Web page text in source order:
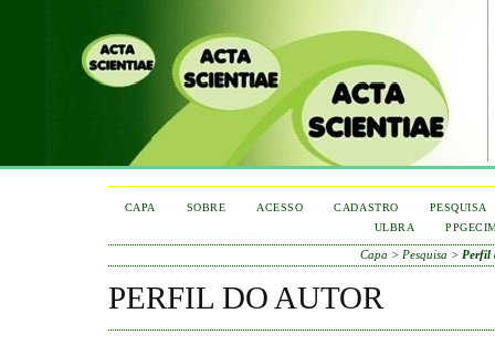
CAPA SOBRE ACESSO CADASTRO
PESQUISA
ULBRA
Capa > Pesquisa > Perfil
PERFIL DO AUTOR